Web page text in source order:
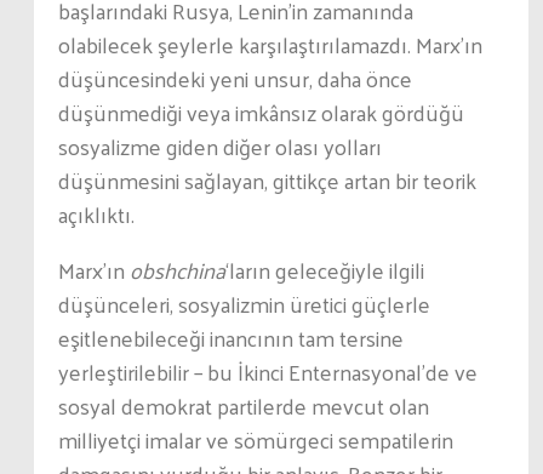
başlarındaki Rusya, Lenin’in zamanında
olabilecek şeylerle karşılaştırılamazdı. Marx’ın
düşüncesindeki yeni unsur, daha önce
düşünmediği veya imkânsız olarak gördüğü
sosyalizme giden diğer olası yolları
düşünmesini sağlayan, gittikçe artan bir teorik
açıklıktı.
Marx’ınobshchina‘ların geleceğiyle ilgili
düşünceleri, sosyalizmin üretici güçlerle
eşitlenebileceği inancının tam tersine
yerleştirilebilir – bu İkinci Enternasyonal’de ve
sosyal demokrat partilerde mevcut olan
milliyetçi imalar ve sömürgeci sempatilerin